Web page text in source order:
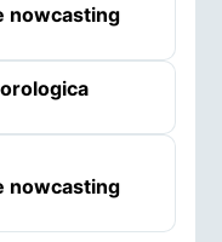
nowcasting
nowcasting